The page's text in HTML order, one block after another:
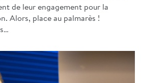
de leur engagement pour la
Alors, place au palmarès !